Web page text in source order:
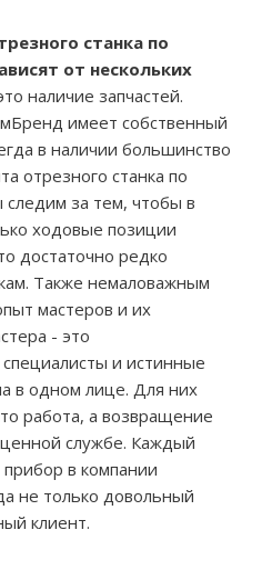
станка по
от нескольких
наличие запчастей.
имеет собственный
в наличии большинство
отрезного станка по
за тем, чтобы в
ходовые позиции
достаточно редко
Также немаловажным
мастеров и их
- это
и истинные
в одном лице. Для них
работа, а возвращение
службе. Каждый
в компании
не только довольный
клиент.